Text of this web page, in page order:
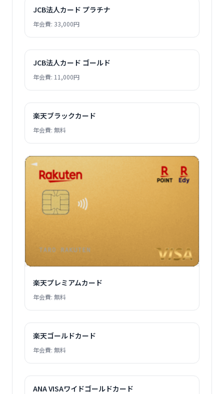
JCB法人カード プラチナ
年会費: 33,000円
JCB法人カード ゴールド
年会費: 11,000円
楽天ブラックカード
年会費: 無料
楽天プレミアムカード
年会費: 無料
楽天ゴールドカード
年会費: 無料
ANA VISAワイドゴールドカード